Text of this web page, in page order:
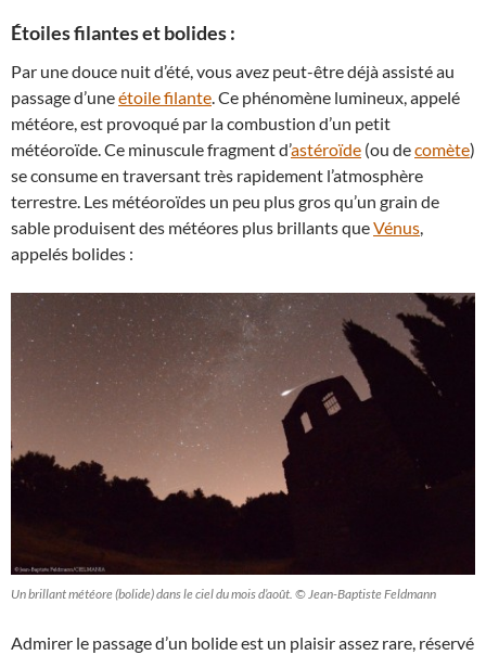
Étoiles filantes et bolides :
Par une douce nuit d’été, vous avez peut-être déjà assisté au
passage d’uneétoile filante. Ce phénomène lumineux, appelé
météore, est provoqué par la combustion d’un petit
météoroïde. Ce minuscule fragment d’astéroïde (ou decomète)
se consume en traversant très rapidement l’atmosphère
terrestre. Les météoroïdes un peu plus gros qu’un grain de
sable produisent des météores plus brillants queVénus,
appelés bolides :
Un brillant météore (bolide) dans le ciel du mois d’août. © Jean-Baptiste Feldmann
Admirer le passage d’un bolide est un plaisir assez rare, réservé